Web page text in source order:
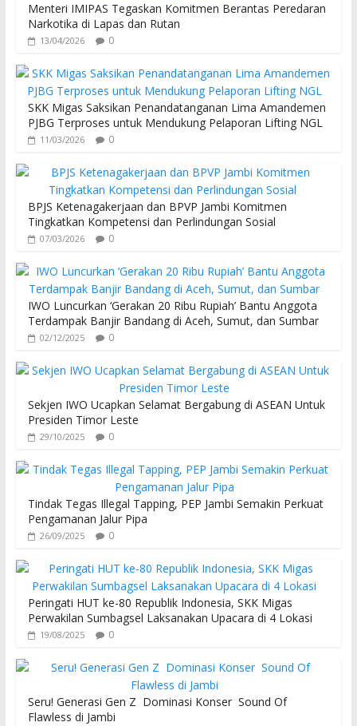
Menteri IMIPAS Tegaskan Komitmen Berantas Peredaran
Narkotika di Lapas dan Rutan
13/04/2026 0
SKK Migas Saksikan Penandatanganan Lima Amandemen
PJBG Terproses untuk Mendukung Pelaporan Lifting NGL
11/03/2026 0
BPJS Ketenagakerjaan dan BPVP Jambi Komitmen
Tingkatkan Kompetensi dan Perlindungan Sosial
07/03/2026 0
IWO Luncurkan ‘Gerakan 20 Ribu Rupiah’ Bantu Anggota
Terdampak Banjir Bandang di Aceh, Sumut, dan Sumbar
02/12/2025 0
Sekjen IWO Ucapkan Selamat Bergabung di ASEAN Untuk
Presiden Timor Leste
29/10/2025 0
Tindak Tegas Illegal Tapping, PEP Jambi Semakin Perkuat
Pengamanan Jalur Pipa
26/09/2025 0
Peringati HUT ke-80 Republik Indonesia, SKK Migas
Perwakilan Sumbagsel Laksanakan Upacara di 4 Lokasi
19/08/2025 0
Seru! Generasi Gen Z Dominasi Konser Sound Of
Flawless di Jambi